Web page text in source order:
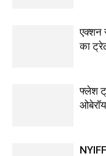
एक्शन
का
फ्लेश